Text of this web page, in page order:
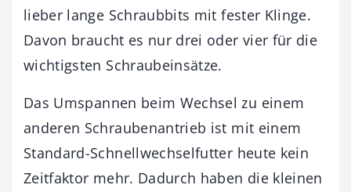
lieber lange Schraubbits mit fester Klinge.
Davon braucht es nur drei oder vier für die
wichtigsten Schraubeinsätze.
Das Umspannen beim Wechsel zu einem
anderen Schraubenantrieb ist mit einem
Standard-Schnellwechselfutter heute kein
Zeitfaktor mehr. Dadurch haben die kleinen